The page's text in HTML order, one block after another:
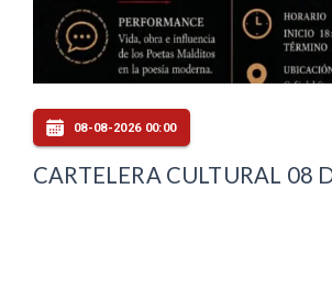
08-08-2026 00:00
CARTELERA CULTURAL 08